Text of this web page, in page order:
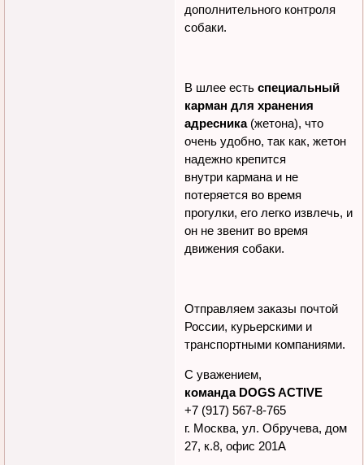
усиленной петли находится
на грудной части шлеи и
дополнительного контроля
собаки.
В шлее естьспециальный
карман для хранения
адресника (жетона), что
очень удобно, так как, жетон
надежно крепится
внутри кармана и не
он не звенит во время
движения собаки.
Отправляем заказы почтой
России, курьерскими и
транспортными компаниями.
С уважением,